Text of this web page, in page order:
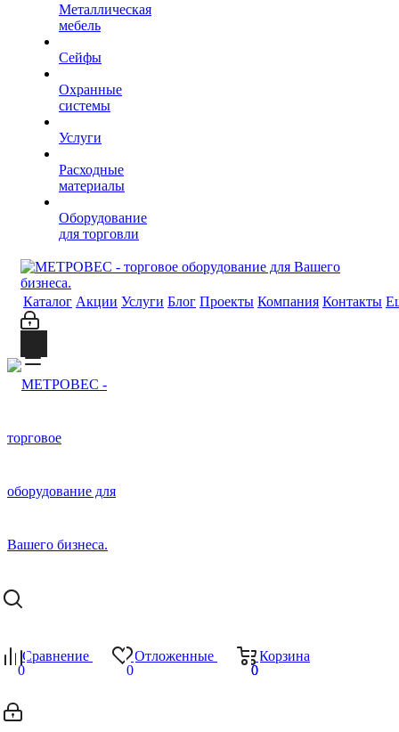
Металлическая
мебель
Сейфы
Охранные
системы
Услуги
Расходные
материалы
Оборудование
для торговли
Каталог Акции Услуги Блог Проекты Компания Контакты
Сравнение
0
Отложенные
0
Корзина
0
0